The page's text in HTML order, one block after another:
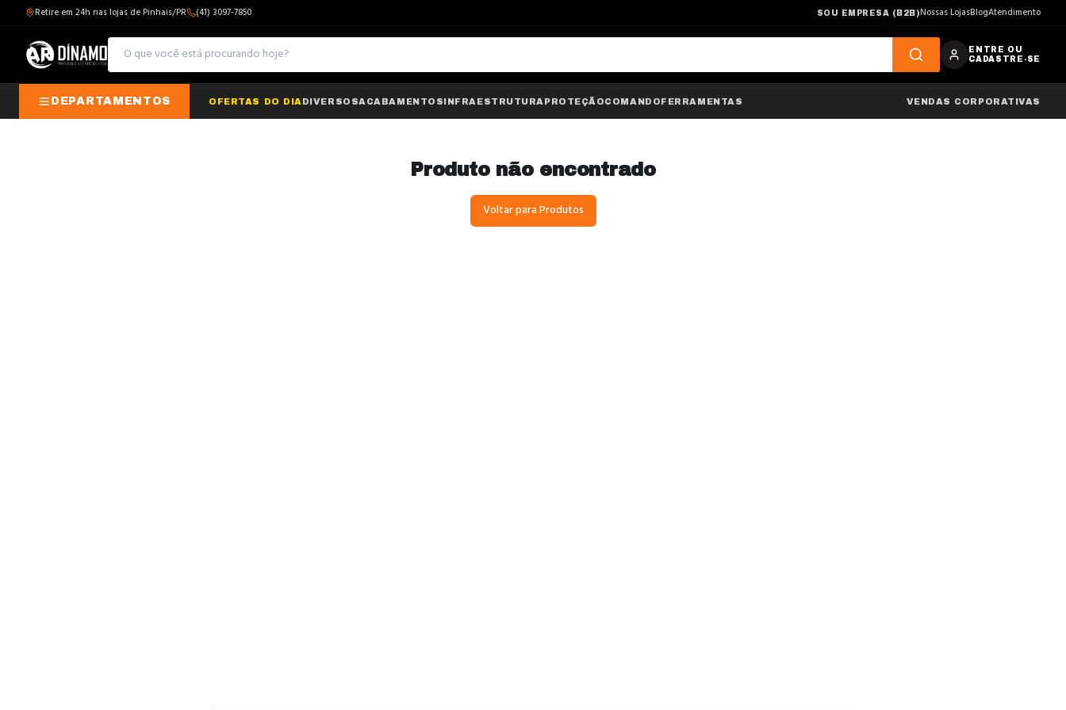
Retire em 24h nas lojas de Pinhais/PR (41) 3097-7850 SOU EMPRESA (B2B)Nossas LojasBlogAtendimento
ENTRE OU
CADASTRE-SE
DEPARTAMENTOS OFERTAS DO DIA DIVERSOSACABAMENTOSINFRAESTRUTURA PROTEÇÃOCOMANDOFERRAMENTAS VENDAS CORPORATIVAS
Produto não encontrado
Voltar para Produtos